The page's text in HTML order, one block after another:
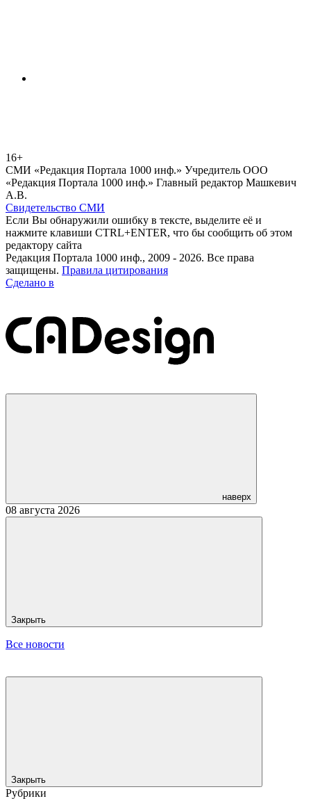
16+
СМИ «Редакция Портала 1000 инф.» Учредитель ООО
«Редакция Портала 1000 инф.» Главный редактор Машкевич
А.В.
Свидетельство СМИ
Если Вы обнаружили ошибку в тексте, выделите её и
нажмите клавиши CTRL+ENTER, что бы сообщить об этом
редактору сайта
Редакция Портала 1000 инф., 2009 - 2026. Все права
защищены. Правила цитирования
Сделано в
наверх
08 августа 2026
Закрыть
Все новости
Закрыть
Рубрики